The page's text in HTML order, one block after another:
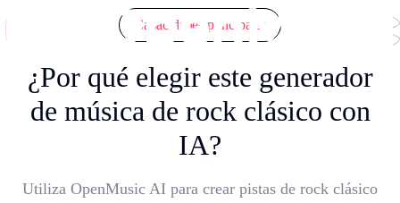
Capacidades principales
¿Por qué elegir este generador
de música de rock clásico con
IA?
Utiliza OpenMusic AI para crear pistas de rock clásico